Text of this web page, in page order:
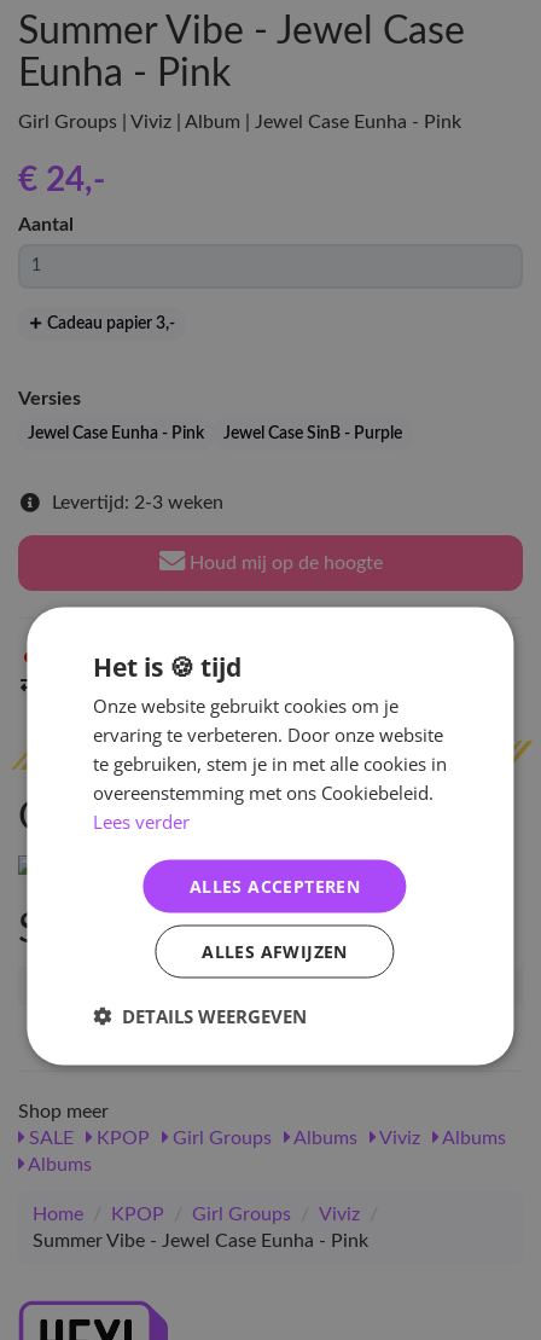
Summer Vibe - Jewel Case
Eunha - Pink
Girl Groups | Viviz | Album | Jewel Case Eunha - Pink
€ 24,-
Aantal
Cadeau papier 3,-
Versies
Jewel Case Eunha - Pink Jewel Case SinB - Purple
Levertijd: 2-3 weken
Houd mij op de hoogte
Niet op voorraad in Arnhem
binnen 2 werkdagen
Omschrijving
Specificaties
EAN nummer
8804775252112
Shop meer
SALE
KPOP Girl Groups Albums Viviz
Albums
Albums
Home / KPOP / Girl Groups / Viviz
/
Summer Vibe - Jewel Case Eunha - Pink
Het is 🍪 tijd
Onze website gebruikt cookies om je
ervaring te verbeteren. Door onze website
te gebruiken, stem je in met alle cookies in
overeenstemming met ons Cookiebeleid.
Lees verder
ALLES ACCEPTEREN
ALLES AFWIJZEN
DETAILS WEERGEVEN